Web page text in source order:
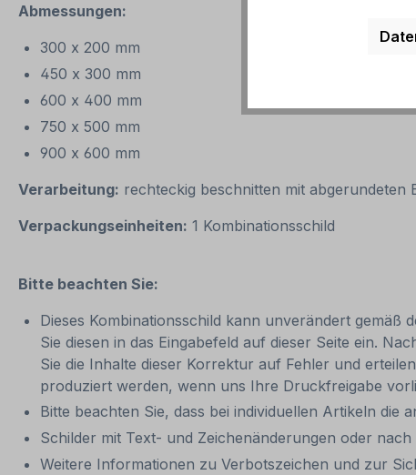
Abmessungen:
300 x 200 mm
450 x 300 mm
600 x 400 mm
750 x 500 mm
900 x 600 mm
Verarbeitung: rechteckig beschnitten mit abgerundeten
Verpackungseinheiten: 1 Kombinationsschild
Bitte beachten Sie:
Dieses Kombinationsschild kann unverändert gemäß
Sie diesen in das Eingabefeld auf dieser Seite ein.
Sie die Inhalte dieser Korrektur auf Fehler und
produziert werden, wenn uns Ihre Druckfreigabe
Bitte beachten Sie, dass bei individuellen Artikeln
Schilder mit Text- und Zeichenänderungen oder
Weitere Informationen zu Verbotszeichen und zur